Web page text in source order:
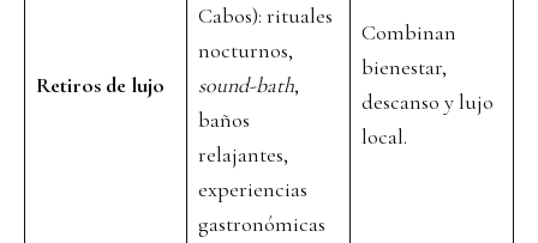
Retiros de lujo
Cabos): rituales
nocturnos,
sound-bath,
baños
relajantes,
experiencias
gastronómicas
Combinan
bienestar,
descanso y lujo
local.